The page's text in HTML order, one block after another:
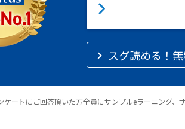
スグ読める！
ートにご回答頂いた方全員にサンプルeラーニング、